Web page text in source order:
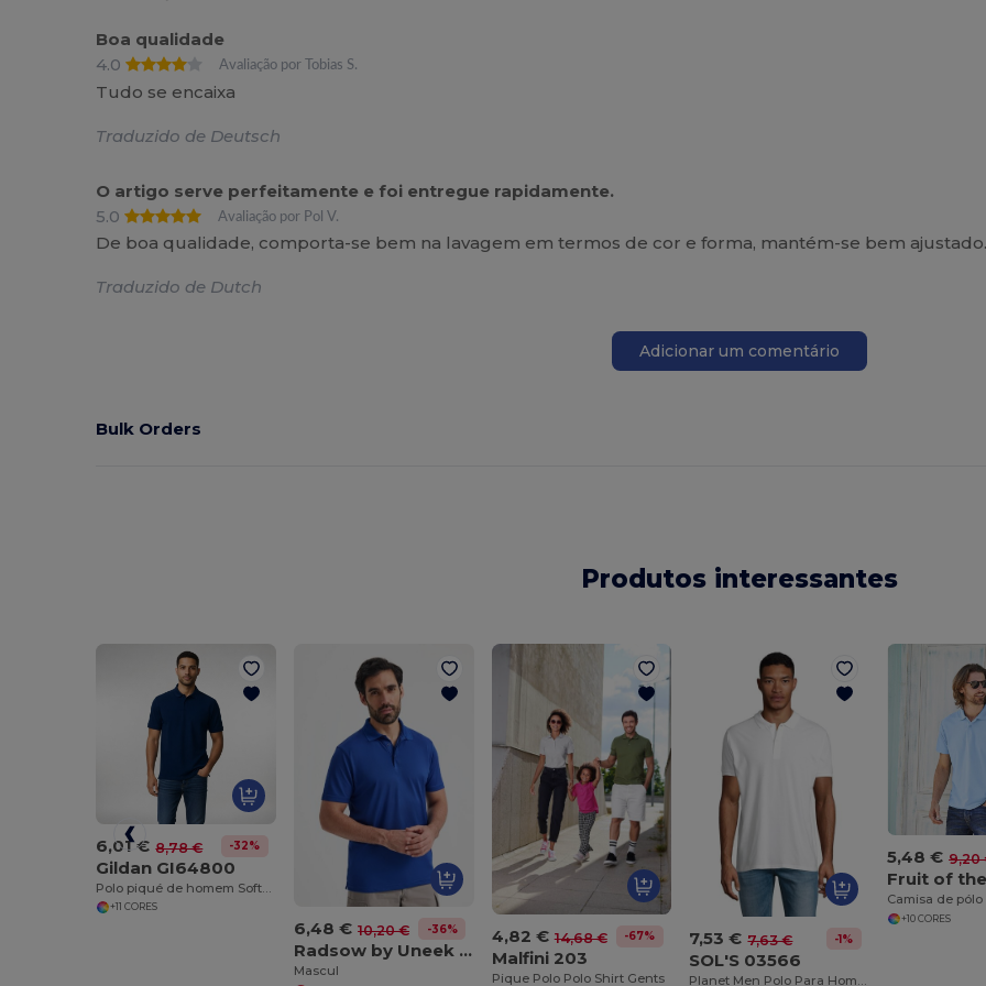
Boa qualidade
4.0
Avaliação por Tobias S.
Tudo se encaixa
Traduzido de Deutsch
O artigo serve perfeitamente e foi entregue rapidamente.
5.0
Avaliação por Pol V.
De boa qualidade, comporta-se bem na lavagem em termos de cor e forma, mantém-se bem
Traduzido de Dutch
Adicionar um comentário
Bulk Orders
Produtos interessantes
6,01 € 8,78 € -32%
Gildan GI64800
Polo piqué de homem Softstyle
+11 CORES
6,48 € 10,20 € -36%
Radsow by Uneek UC127
Mascul
4,82 € 14,68 € -67%
Malfini 203
Pique Polo Polo Shirt Gents
7,53 € 7,63 € -1%
SOL'S 03566
Planet Men Polo Para Homem
5,48 € 9,20
Camisa de
+10 CORES